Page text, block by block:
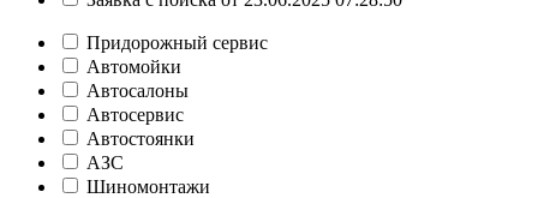
Придорожный сервис
Автомойки
Автосалоны
Автосервис
Автостоянки
АЗС
Шиномонтажи